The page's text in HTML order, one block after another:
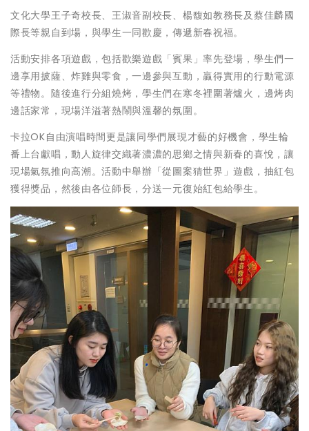
文化大學王子奇校長、王淑音副校長、楊馥如教務長及蔡佳麟國
際長等親自到場，與學生一同歡慶，傳遞新春祝福。
活動安排各項遊戲，包括歡樂遊戲「賓果」率先登場，學生們一
邊享用披薩、炸雞與零食，一邊參與互動，贏得實用的行動電源
等禮物。隨後進行分組燒烤，學生們在寒冬裡圍著爐火，邊烤肉
邊話家常，現場洋溢著熱鬧與溫馨的氛圍。
卡拉OK自由演唱時間更是讓同學們展現才藝的好機會，學生輪
番上台獻唱，動人旋律交織著濃濃的思鄉之情與新春的喜悅，讓
現場氣氛推向高潮。活動中舉辦「從圖案猜世界」遊戲，抽紅包
獲得獎品，然後由各位師長，分送一元復始紅包給學生。